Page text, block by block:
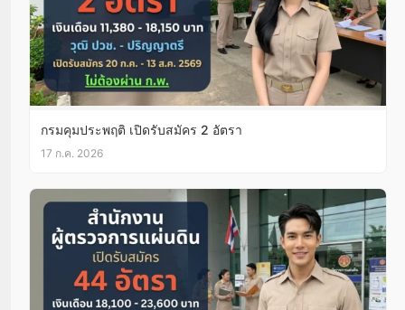
กรมคุมประพฤติ เปิดรับสมัคร 2 อัตรา
17 ก.ค. 2026